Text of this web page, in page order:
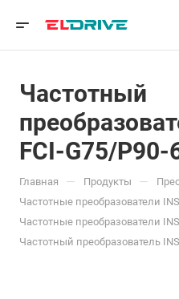
Частотный
FCI-G75/P90-
Главная — Продукты —
Частотные преобразователи
Частотные преобразователи
Частотный преобразователь